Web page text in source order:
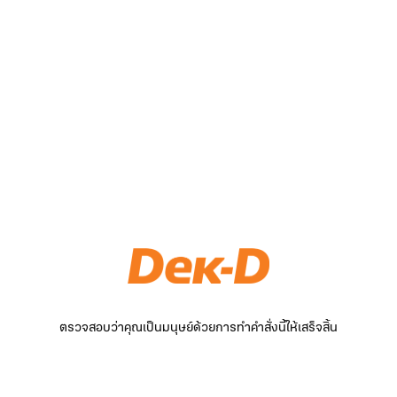
ตรวจสอบว่าคุณเป็นมนุษย์ด้วยการทำคำสั่งนี้ให้เสร็จสิ้น